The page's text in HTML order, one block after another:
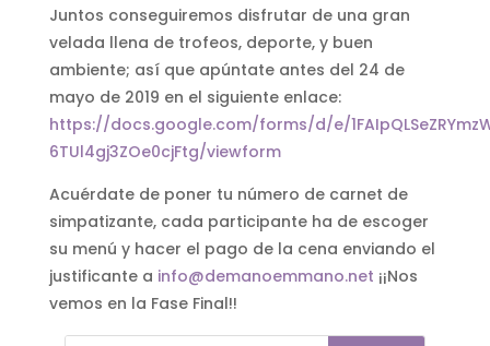
Juntos conseguiremos disfrutar de una gran
velada llena de trofeos, deporte, y buen
ambiente; así que apúntate antes del 24 de
mayo de 2019 en el siguiente enlace:
https://docs.google.com/forms/d/e/
6TUl4gj3ZOe0cjFtg/viewform
Acuérdate de poner tu número de carnet de
simpatizante, cada participante ha de escoger
su menú y hacer el pago de la cena enviando el
justificante a info@demanoemmano.net ¡¡Nos
vemos en la Fase Final!!